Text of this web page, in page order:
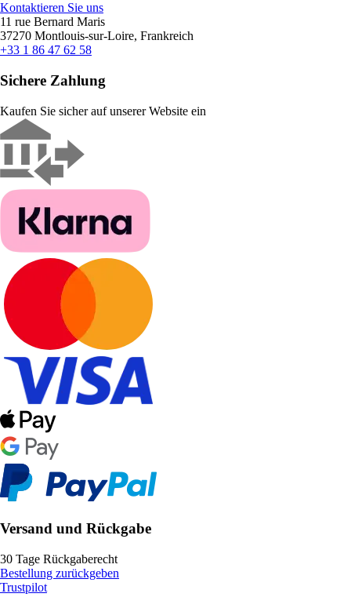
Kontaktieren Sie uns
11 rue Bernard Maris
37270 Montlouis-sur-Loire, Frankreich
+33 1 86 47 62 58
Sichere Zahlung
Kaufen Sie sicher auf unserer Website ein
Versand und Rückgabe
30 Tage Rückgaberecht
Bestellung zurückgeben
Trustpilot